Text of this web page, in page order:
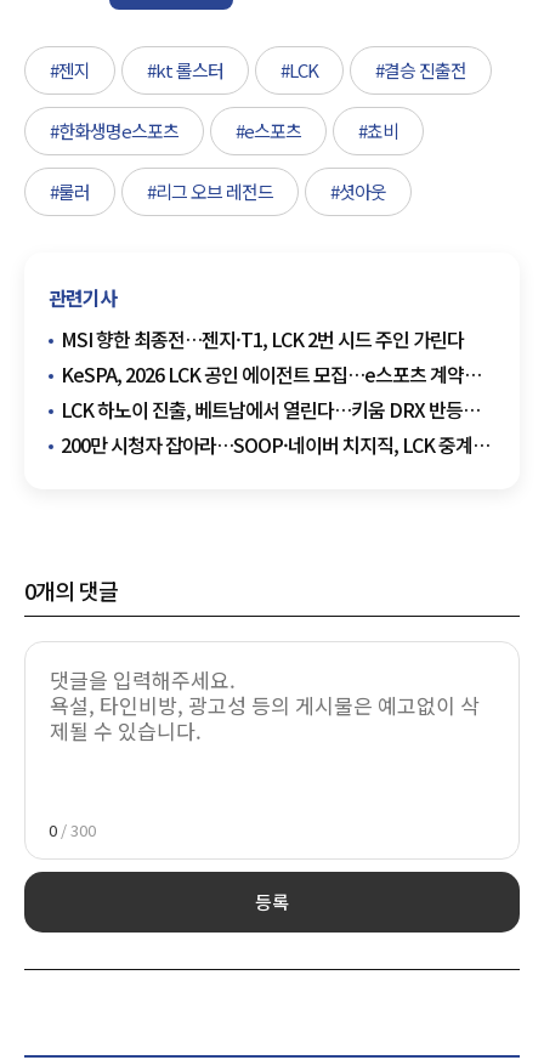
#젠지 #kt 롤스터 #LCK #결승 진출전
#한화생명e스포츠 #e스포츠 #쵸비
#룰러 #리그 오브 레전드 #셧아웃
관련기사
MSI 향한 최종전…젠지·T1, LCK 2번 시드 주인 가린다
KeSPA, 2026 LCK 공인 에이전트 모집…e스포츠 계약
시장 제도화
LCK 하노이 진출, 베트남에서 열린다…키움 DRX 반등
드라마 쓸까
200만 시청자 잡아라…SOOP·네이버 치지직, LCK 중계
0개의 댓글
0 / 300
등록